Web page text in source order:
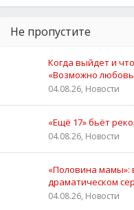
Не пропустите
Когда выйдет и
«Возможно
04.08.26, Новости
«Ещё 17» бьёт
04.08.26, Новости
«Половина мамы»:
драматическом
04.08.26, Новости